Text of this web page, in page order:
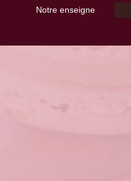
Notre enseigne